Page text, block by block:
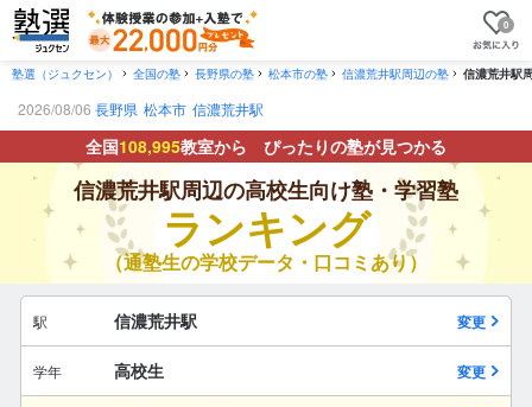
0
塾選（ジュクセン） 全国の塾 長野県の塾 松本市の塾 信濃荒井駅周辺の塾 信濃荒井駅
2026/08/06 長野県 松本市 信濃荒井駅
全国108,995教室から ぴったりの塾が見つかる
信濃荒井駅周辺の高校生向け塾・学習塾
ランキング
（通塾生の学校データ・口コミあり）
駅 信濃荒井駅 変更
学年 高校生 変更